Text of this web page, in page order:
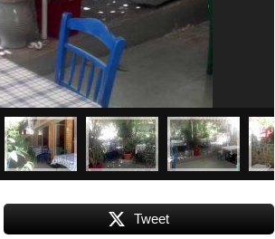
Tweet